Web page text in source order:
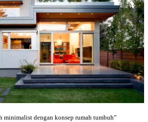
minimalist dengan konsep rumah tumbuh”